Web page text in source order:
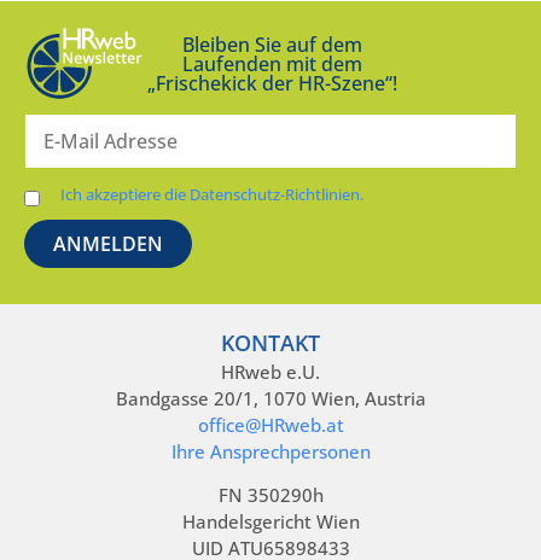
Bleiben Sie auf dem
Laufenden mit dem
„Frischekick der HR-Szene“!
Ich akzeptiere die Datenschutz-Richtlinien.
KONTAKT
HRweb e.U.
Bandgasse 20/1, 1070 Wien, Austria
office@HRweb.at
Ihre Ansprechpersonen
FN 350290h
Handelsgericht Wien
UID ATU65898433